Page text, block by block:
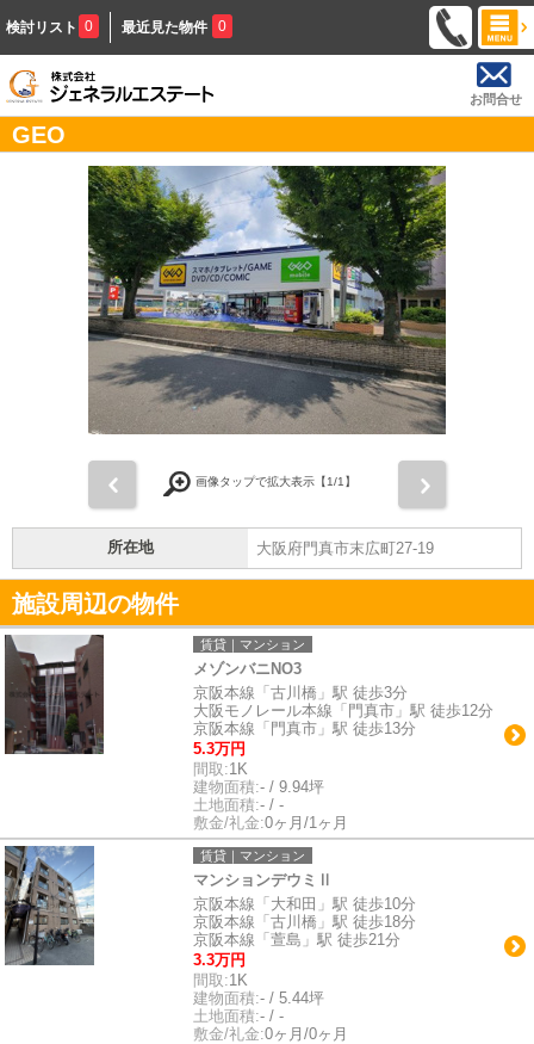
検討リスト 0 最近見た物件 0
お問合せ
GEO
画像タップで拡大表示【1/1】
所在地 大阪府門真市末広町27-19
施設周辺の物件
賃貸｜マンション
メゾンバニNO3
京阪本線「古川橋」駅 徒歩3分
大阪モノレール本線「門真市」駅 徒歩12分
京阪本線「門真市」駅 徒歩13分
5.3万円
間取:1K
建物面積:- / 9.94坪
土地面積:- / -
敷金/礼金:0ヶ月/1ヶ月
賃貸｜マンション
マンションデウミⅡ
京阪本線「大和田」駅 徒歩10分
京阪本線「古川橋」駅 徒歩18分
京阪本線「萱島」駅 徒歩21分
3.3万円
間取:1K
建物面積:- / 5.44坪
土地面積:- / -
敷金/礼金:0ヶ月/0ヶ月